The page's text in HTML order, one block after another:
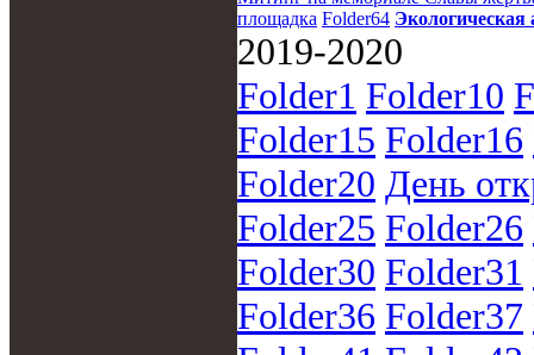
площадка Folder64 Экологическая
2019-2020
Folder1 Folder10
Folder15 Folder16
Folder20 День
Folder25 Folder26
Folder30 Folder31
Folder36 Folder37